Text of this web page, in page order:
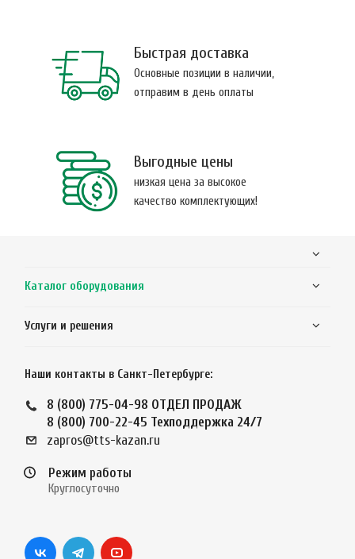
Быстрая доставка
Основные позиции в наличии,
отправим в день оплаты
Выгодные цены
низкая цена за высокое
качество комплектующих!
Каталог оборудования
Услуги и решения
Наши контакты в Санкт-Петербурге:
8 (800) 775-04-98 ОТДЕЛ ПРОДАЖ
8 (800) 700-22-45 Техподдержка 24/7
zapros@tts-kazan.ru
Режим работы
Круглосуточно